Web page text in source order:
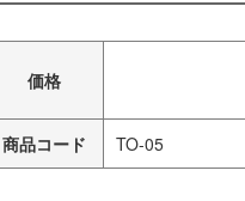
価格
商品コード TO-05